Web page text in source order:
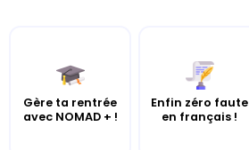
Gère ta rentrée
avec NOMAD + !
Enfin zéro faute
en français !